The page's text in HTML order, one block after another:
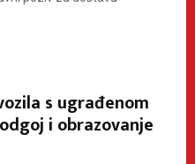
s ugrađenom
i obrazovanje